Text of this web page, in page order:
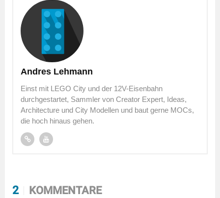
Andres Lehmann
Einst mit LEGO City und der 12V-Eisenbahn
durchgestartet, Sammler von Creator Expert, Ideas,
Architecture und City Modellen und baut gerne MOCs,
die hoch hinaus gehen.
2 KOMMENTARE